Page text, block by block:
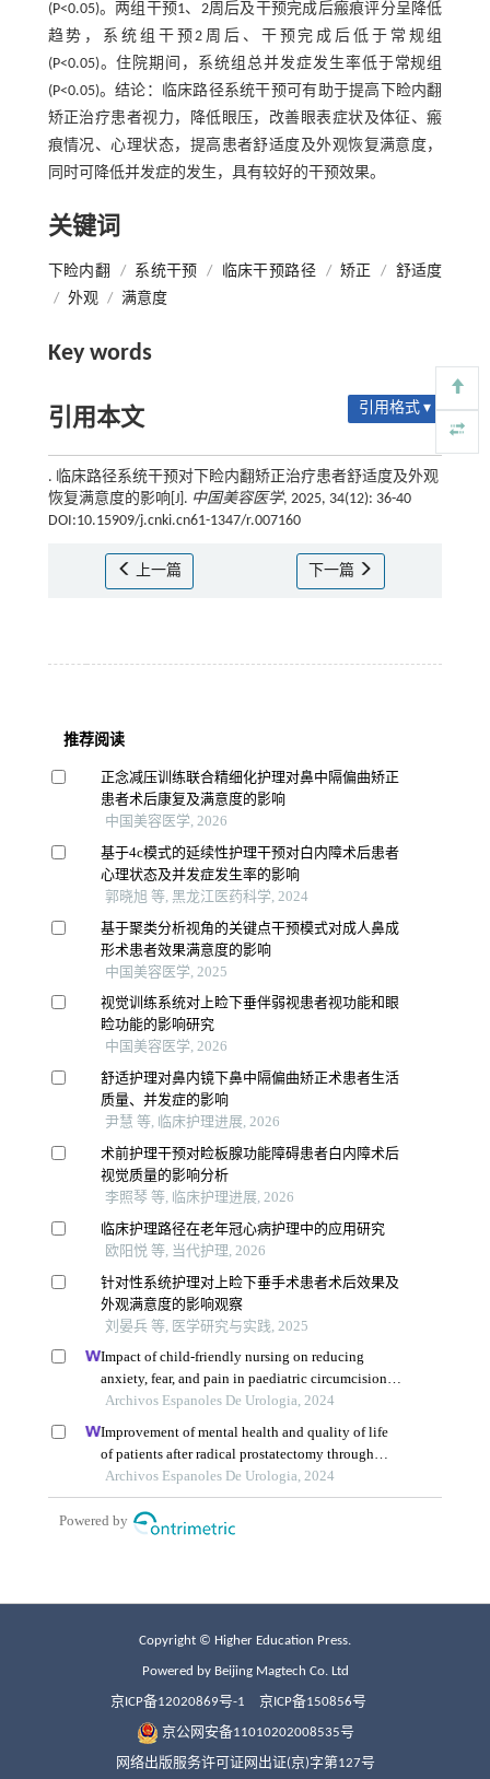
(P<0.05)。两组干预1、2周后及干预完成后瘢痕评分呈降低
趋势，系统组干预2周后、干预完成后低于常规组
(P<0.05)。住院期间，系统组总并发症发生率低于常规组
(P<0.05)。结论：临床路径系统干预可有助于提高下睑内翻
矫正治疗患者视力，降低眼压，改善眼表症状及体征、瘢
痕情况、心理状态，提高患者舒适度及外观恢复满意度，
同时可降低并发症的发生，具有较好的干预效果。
关键词
下睑内翻 / 系统干预 / 临床干预路径 / 矫正 / 舒适度
/ 外观 / 满意度
Key words
引用本文 引用格式 ▾
. 临床路径系统干预对下睑内翻矫正治疗患者舒适度及外观
恢复满意度的影响[J]. 中国美容医学, 2025, 34(12): 36-40
DOI:10.15909/j.cnki.cn61-1347/r.007160
上一篇 下一篇
Copyright © Higher Education Press.
Powered by Beijing Magtech Co. Ltd
京ICP备12020869号-1 京ICP备150856号
京公网安备11010202008535号
网络出版服务许可证网出证(京)字第127号